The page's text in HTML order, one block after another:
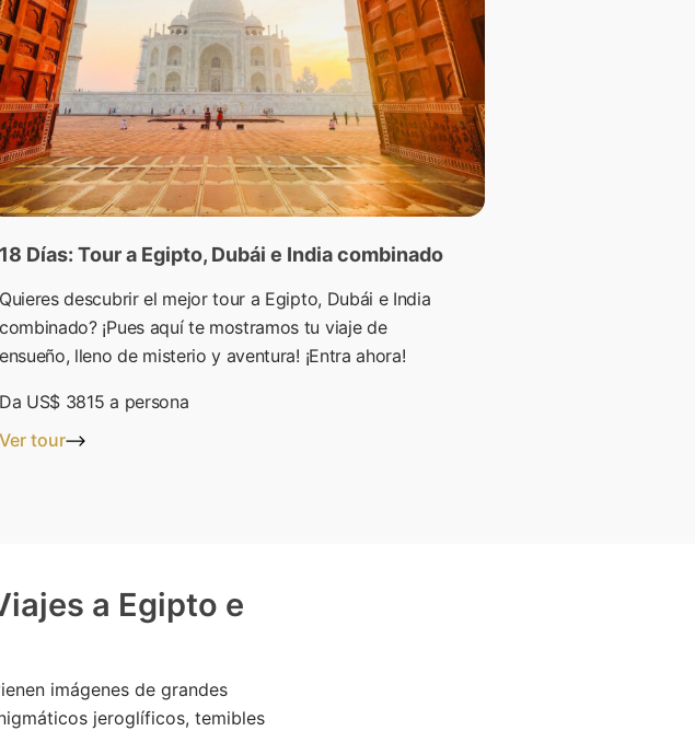
18 Días: Tour a Egipto, Dubái e India combinado
Quieres descubrir el mejor tour a Egipto, Dubái e India
combinado? ¡Pues aquí te mostramos tu viaje de
ensueño, lleno de misterio y aventura! ¡Entra ahora!
Da US$ 3815 a persona
Ver tour
a Egipto e
imágenes de grandes
jeroglíficos, temibles